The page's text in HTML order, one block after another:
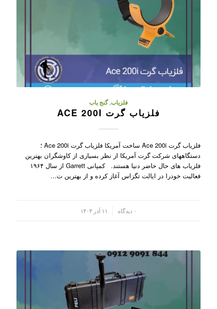
فلزیاب,گنج یاب
فلزیاب گرت ACE 200I
فلزیاب گرت Ace 200i ساخت آمریکا فلزیاب گرت Ace 200i ؛
دستگاههای شرکت گرت آمریکا از نظر بسیاری از کاوشگران بهترین
فلزیاب های حال حاضر دنیا هستند. کمپانی Garrett از سال ۱۹۶۴
فعالیت خودرا در ایالت تگزاس آغاز کرده و از بهترین ت…
۰ دیدگاه ۱۱ آذر ۱۴۰۳